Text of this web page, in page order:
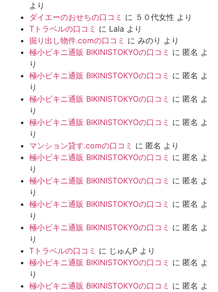
より
ダイエーのおせちの口コミ に ５０代女性 より
Tトラベルの口コミ に Lala より
掘り出し物件.comの口コミ に みのり より
極小ビキニ通販 BIKINISTOKYOの口コミ に 匿名 よ
り
極小ビキニ通販 BIKINISTOKYOの口コミ に 匿名 よ
り
極小ビキニ通販 BIKINISTOKYOの口コミ に 匿名 よ
り
極小ビキニ通販 BIKINISTOKYOの口コミ に 匿名 よ
り
マンション貸す.comの口コミ に 匿名 より
極小ビキニ通販 BIKINISTOKYOの口コミ に 匿名 よ
り
極小ビキニ通販 BIKINISTOKYOの口コミ に 匿名 よ
り
極小ビキニ通販 BIKINISTOKYOの口コミ に 匿名 よ
り
極小ビキニ通販 BIKINISTOKYOの口コミ に 匿名 よ
り
Tトラベルの口コミ に じゅんP より
極小ビキニ通販 BIKINISTOKYOの口コミ に 匿名 よ
り
極小ビキニ通販 BIKINISTOKYOの口コミ に 匿名 よ